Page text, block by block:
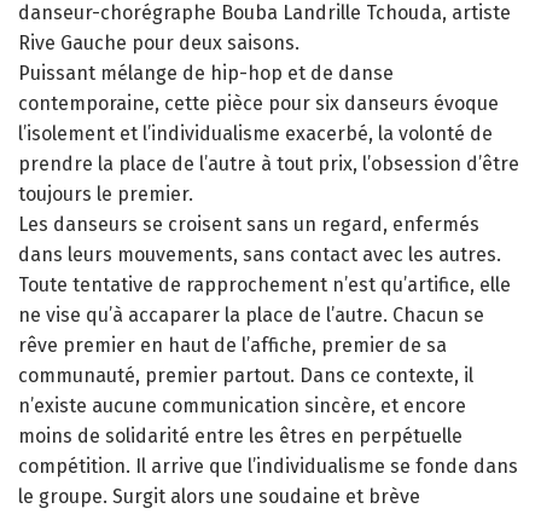
danseur-chorégraphe Bouba Landrille Tchouda, artiste
Rive Gauche pour deux saisons.
Puissant mélange de hip-hop et de danse
contemporaine, cette pièce pour six danseurs évoque
l’isolement et l’individualisme exacerbé, la volonté de
prendre la place de l’autre à tout prix, l’obsession d’être
toujours le premier.
Les danseurs se croisent sans un regard, enfermés
dans leurs mouvements, sans contact avec les autres.
Toute tentative de rapprochement n’est qu’artifice, elle
ne vise qu’à accaparer la place de l’autre. Chacun se
rêve premier en haut de l’affiche, premier de sa
communauté, premier partout. Dans ce contexte, il
n’existe aucune communication sincère, et encore
moins de solidarité entre les êtres en perpétuelle
compétition. Il arrive que l’individualisme se fonde dans
le groupe. Surgit alors une soudaine et brève